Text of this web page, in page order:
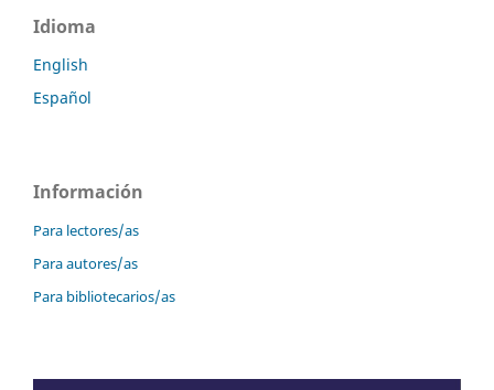
Idioma
English
Español
Información
Para lectores/as
Para autores/as
Para bibliotecarios/as